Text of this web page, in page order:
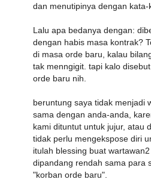
dan menutipinya dengan kata-
Lalu apa bedanya dengan:
dengan habis masa kontrak?
di masa orde baru, kalau
tak menngigit. tapi kalo
orde baru nih.
beruntung saya tidak menjadi
sama dengan anda-anda,
kami dituntut untuk jujur, atau
tidak perlu mengekspose diri
itulah blessing buat
dipandang rendah sama para
"korban orde baru".